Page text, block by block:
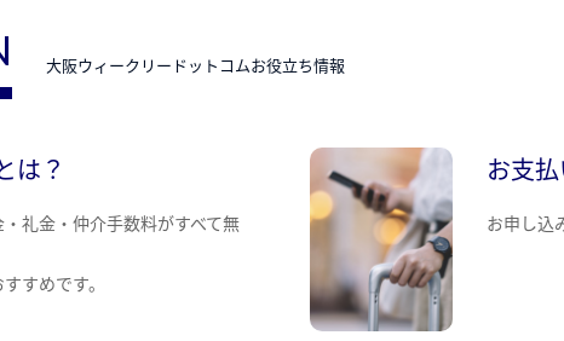
大阪ウィークリードットコムお役立ち情報
は？
礼金・仲介手数料がすべて無
すめです。
お支
お申し込